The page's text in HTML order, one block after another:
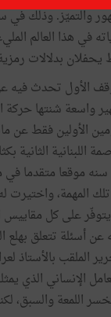
والتميّز. وذلك في
في هذا العالم
يحفلان بدلالات
الأول تحدث فيه
واسعة شنتها
الأولين فقط عن
اللبنانية
موقعا متقدما في
واختيرت
على كل
أسئلة تتعلق
بالأستاذ
الإنساني الذي
اللمعة والسبق،